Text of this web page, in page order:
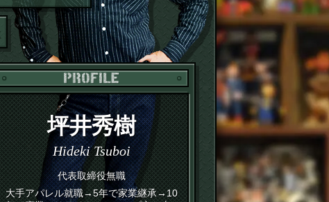
PROFILE
坪井秀樹
Hideki Tsuboi
代表取締役無職
大手アパレル就職→5年で家業継承→10